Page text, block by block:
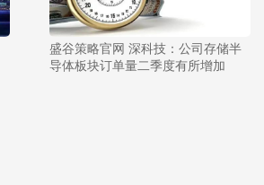
盛谷策略官网 深科技：公司存储半
导体板块订单量二季度有所增加